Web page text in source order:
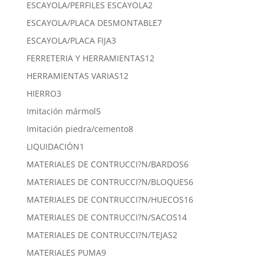
ESCAYOLA/PERFILES ESCAYOLA22
productos
ESCAYOLA/PLACA DESMONTABLE77
ESCAYOLA/PLACA FIJA33
productos
FERRETERIA Y HERRAMIENTAS1212
HERRAMIENTAS VARIAS1212
HIERRO33
productos
Imitación mármol55
productos
Imitación piedra/cemento88
LIQUIDACIÓN1
producto
MATERIALES DE CONTRUCCI?N/BARDOS66
productos
MATERIALES DE CONTRUCCI?N/BLOQUES66
productos
MATERIALES DE CONTRUCCI?N/HUECOS1616
MATERIALES DE CONTRUCCI?N/SACOS1414
MATERIALES DE CONTRUCCI?N/TEJAS22
MATERIALES PUMA99